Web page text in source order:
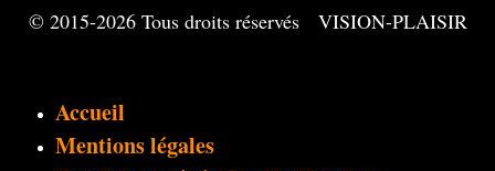
© 2015-2026 Tous droits réservés VISION-PLAISIR
Accueil
Mentions légales